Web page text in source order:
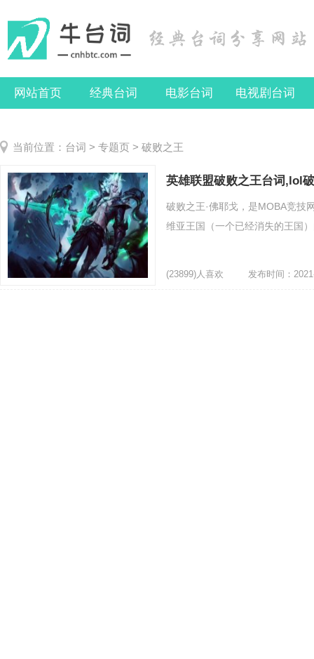
网站首页 经典台词 电影台词 电视剧台词
当前位置： 台词 > 专题页 > 破败之王
英雄联盟破败之王台词,lol
破败之王·佛耶戈，是MOBA竞技
维亚王国（一个已经消失的王国
(23899)人喜欢 发布时间：